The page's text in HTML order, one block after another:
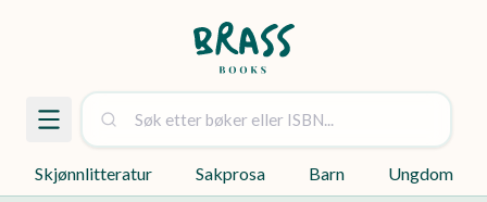
Skjønnlitteratur Sakprosa Barn Ungdom